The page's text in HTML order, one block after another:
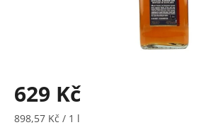
629 Kč
Měrná
898,57 Kč / 1 l